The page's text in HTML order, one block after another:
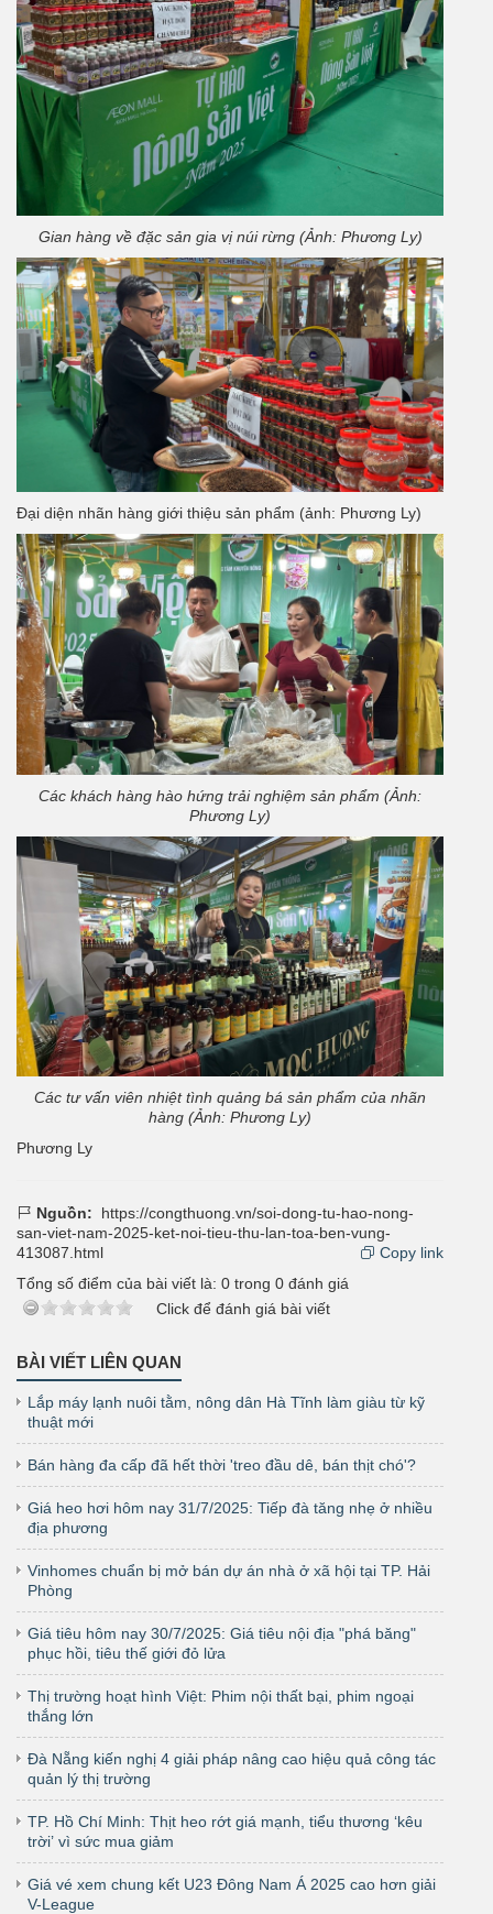
Gian hàng về đặc sản gia vị núi rừng (Ảnh: Phương Ly)
Đại diện nhãn hàng giới thiệu sản phẩm (ảnh: Phương Ly)
Các khách hàng hào hứng trải nghiệm sản phẩm (Ảnh:
Phương Ly)
Các tư vấn viên nhiệt tình quảng bá sản phẩm của nhãn
hàng (Ảnh: Phương Ly)
Phương Ly
Nguồn:
https://congthuong.vn/soi-dong-tu-hao-nong-
san-viet-nam-2025-ket-noi-tieu-thu-lan-toa-ben-vung-
413087.html
Copy link
Tổng số điểm của bài viết là: 0 trong 0 đánh giá
Click để đánh giá bài viết
BÀI VIẾT LIÊN QUAN
Lắp máy lạnh nuôi tằm, nông dân Hà Tĩnh làm giàu từ kỹ
thuật mới
Bán hàng đa cấp đã hết thời 'treo đầu dê, bán thịt chó'?
Giá heo hơi hôm nay 31/7/2025: Tiếp đà tăng nhẹ ở nhiều
địa phương
Vinhomes chuẩn bị mở bán dự án nhà ở xã hội tại TP. Hải
Phòng
Giá tiêu hôm nay 30/7/2025: Giá tiêu nội địa "phá băng"
phục hồi, tiêu thế giới đỏ lửa
Thị trường hoạt hình Việt: Phim nội thất bại, phim ngoại
thắng lớn
Đà Nẵng kiến nghị 4 giải pháp nâng cao hiệu quả công tác
quản lý thị trường
TP. Hồ Chí Minh: Thịt heo rớt giá mạnh, tiểu thương ‘kêu
trời’ vì sức mua giảm
Giá vé xem chung kết U23 Đông Nam Á 2025 cao hơn giải
V-League